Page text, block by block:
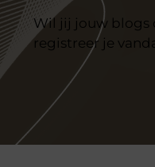
Wil jij jouw blogs
registreer je